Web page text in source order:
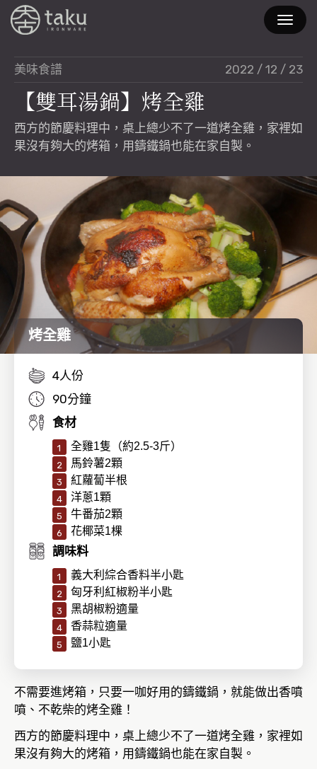
美味食譜 2022 / 12 / 23
【雙耳湯鍋】 烤全雞
西方的節慶料理中，桌上總少不了一道烤全雞，家裡如
果沒有夠大的烤箱，用鑄鐵鍋也能在家自製。
烤全雞
4人份
90分鐘
食材
全雞1隻（約2.5-3斤）
馬鈴薯2顆
紅蘿蔔半根
洋蔥1顆
牛番茄2顆
花椰菜1棵
調味料
義大利綜合香料半小匙
匈牙利紅椒粉半小匙
黑胡椒粉適量
香蒜粒適量
鹽1小匙
不需要進烤箱，只要一咖好用的鑄鐵鍋，就能做出香噴
噴、不乾柴的烤全雞！
西方的節慶料理中，桌上總少不了一道烤全雞，家裡如
果沒有夠大的烤箱，用鑄鐵鍋也能在家自製。